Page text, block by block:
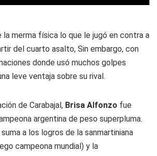
merma física lo que le jugó en contra a
del cuarto asalto, Sin embargo, con
donde usó muchos golpes
leve ventaja sobre su rival.
de Carabajal, Brisa Alfonzo fue
argentina de peso superpluma.
a los logros de la sanmartiniana
campeona mundial) y la